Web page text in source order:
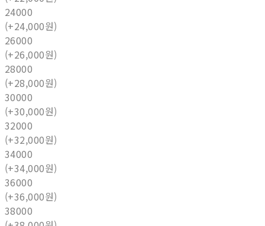
24000
(+24,000원)
26000
(+26,000원)
28000
(+28,000원)
30000
(+30,000원)
32000
(+32,000원)
34000
(+34,000원)
36000
(+36,000원)
38000